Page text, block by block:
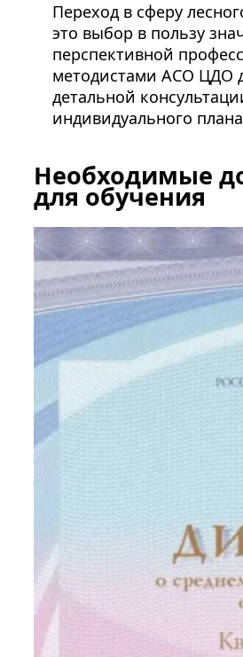
Переход в сферу
это выбор в пользу
перспективной
методистами АСО ЦДО
детальной
индивидуального
Необходимые
для обучения